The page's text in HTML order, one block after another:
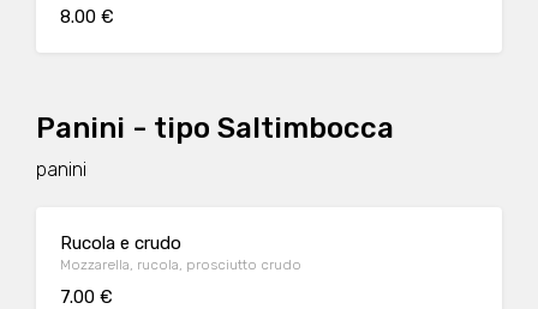
8.00 €
Panini - tipo Saltimbocca
panini
Rucola e crudo
Mozzarella, rucola, prosciutto crudo
7.00 €